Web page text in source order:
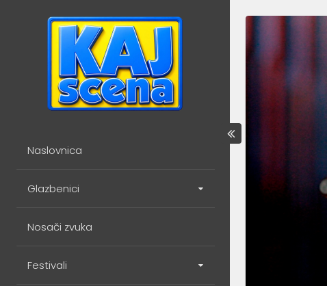
Naslovnica
Glazbenici
Nosači zvuka
Festivali